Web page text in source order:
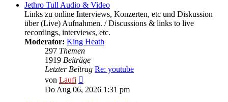
Jethro Tull Audio & Video
Links zu online Interviews, Konzerten, etc und Diskussion
über (Live) Aufnahmen. / Discussions & links to live
recordings, interviews, etc.
Moderator: King Heath
297 Themen
1919 Beiträge
Letzter Beitrag Re: youtube
von Laufi
Beitrag
Do Aug 06, 2026 1:31 pm